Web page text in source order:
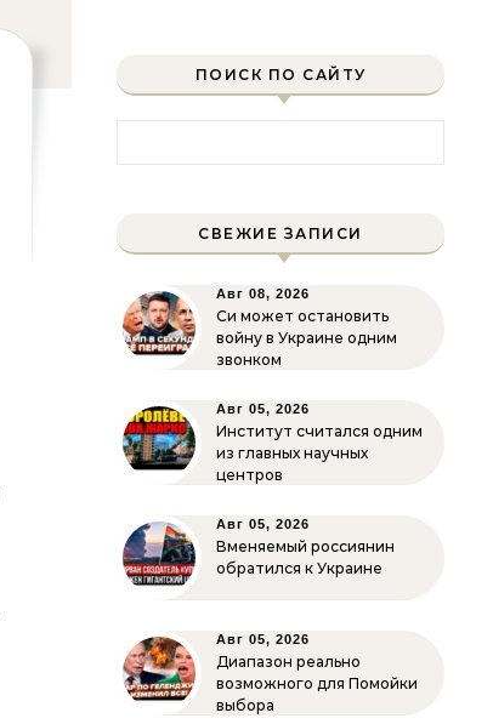
ПОИСК ПО САЙТУ
СВЕЖИЕ ЗАПИСИ
Авг 08, 2026
Си может остановить
войну в Украине одним
звонком
Авг 05, 2026
Институт считался одним
из главных научных
центров
Авг 05, 2026
Вменяемый россиянин
обратился к Украине
Авг 05, 2026
Диапазон реально
возможного для Помойки
выбора